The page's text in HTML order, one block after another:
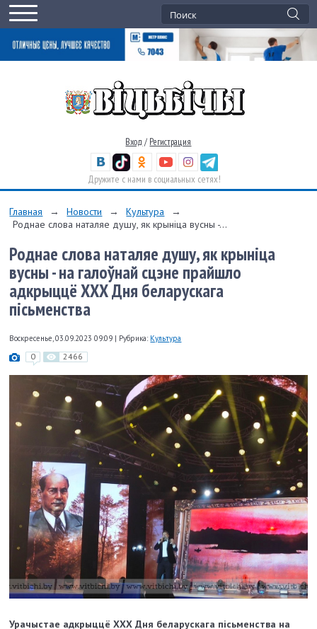
Вход / Регистрация
Дружите с нами в социальных сетях!
Главная → Новости → Культура
→
Роднае слова наталяе душу, як крыніца вусны -...
Роднае слова наталяе душу, як крыніца
вусны - на галоўнай сцэне прайшло
адкрыццё ХХХ Дня беларускага
пісьменства
Воскресенье, 03.09.2023 09:09 | Рубрика: Культура
0 2466
Урачыстае адкрыццё ХХХ Дня беларускага пісьменства на